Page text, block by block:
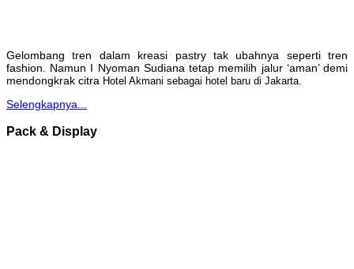
Gelombang tren dalam kreasi pastry tak ubahnya seperti tren
fashion. Namun I Nyoman Sudiana tetap memilih jalur ‘aman’ demi
mendongkrak citra Hotel Akmani sebagai hotel baru di Jakarta.
Selengkapnya...
Pack & Display